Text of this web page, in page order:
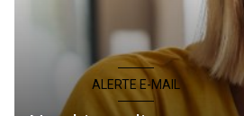
ALERTE E-MAIL